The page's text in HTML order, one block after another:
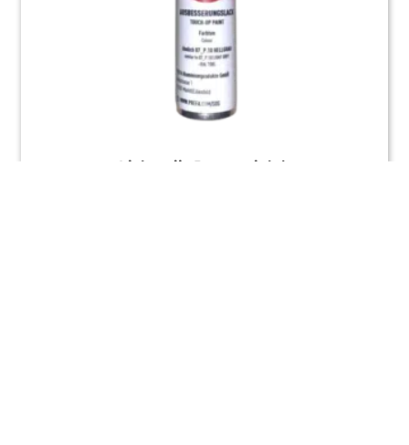
Lichtgrijs Reparatielak